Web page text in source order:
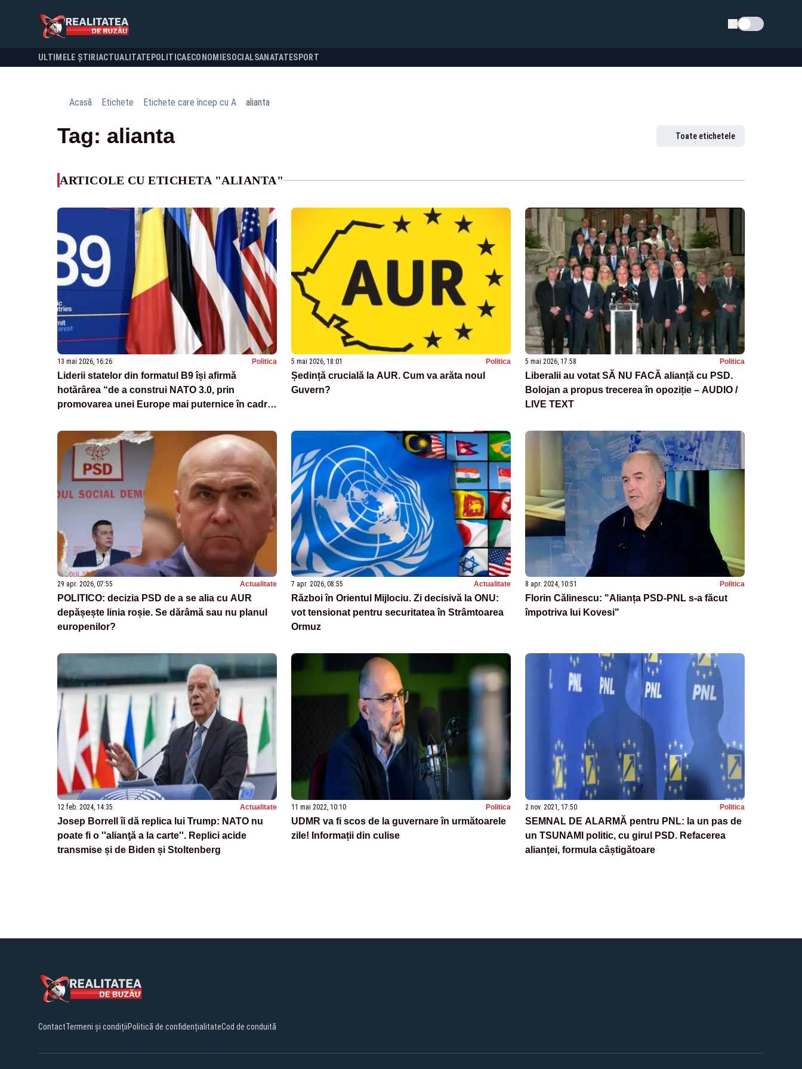
Schimba tema
ULTIMELE ȘTIRI ACTUALITATE POLITICA ECONOMIESOCIALSANATATESPORT
Acasă Etichete Etichete care încep cu A alianta
Tag: alianta Toate etichetele
ARTICOLE CU ETICHETA "ALIANTA"
13 mai 2026, 16:26 Politica
Liderii statelor din formatul B9 își afirmă
hotărârea “de a construi NATO 3.0, prin
promovarea unei Europe mai puternice în cadrul
5 mai 2026, 18:01 Politica
Ședință crucială la AUR. Cum va arăta noul
Guvern?
5 mai 2026, 17:58 Politica
Liberalii au votat SĂ NU FACĂ alianță cu PSD.
Bolojan a propus trecerea în opoziție – AUDIO /
LIVE TEXT
29 apr. 2026, 07:55 Actualitate
POLITICO: decizia PSD de a se alia cu AUR
depășește linia roșie. Se dărâmă sau nu planul
europenilor?
7 apr. 2026, 08:55 Actualitate
Război în Orientul Mijlociu. Zi decisivă la ONU:
vot tensionat pentru securitatea în Strâmtoarea
Ormuz
8 apr. 2024, 10:51 Politica
Florin Călinescu: "Alianța PSD-PNL s-a făcut
împotriva lui Kovesi"
12 feb. 2024, 14:35 Actualitate
Josep Borrell îi dă replica lui Trump: NATO nu
poate fi o ''alianţă a la carte''. Replici acide
transmise și de Biden și Stoltenberg
11 mai 2022, 10:10 Politica
UDMR va fi scos de la guvernare în următoarele
zile! Informații din culise
2 nov. 2021, 17:50 Politica
SEMNAL DE ALARMĂ pentru PNL: la un pas de
un TSUNAMI politic, cu girul PSD. Refacerea
alianței, formula câștigătoare
ContactTermeni și condițiiPolitică de confidențialitateCod de conduită